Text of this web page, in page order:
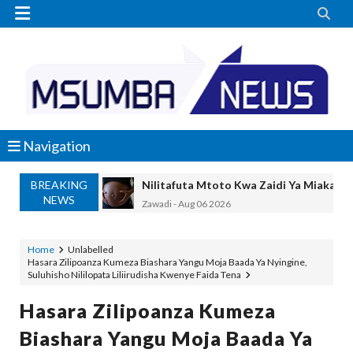
 
Navigation
BREAKING
NEWS
Nilitafuta Mtoto Kwa Zaidi Ya Miaka
Zawadi -Aug 06 2026
TBS YATOA ELIMU YA UBORA WA
OSCAR ASSENGA
WAZIRI AWESO AAGIZA MILIONI 508
MSUMBA -Aug 06 2026
WMA YAWAFUNDISHA WATOTO
Home
Unlabelled
Hasara Zilipoanza Kumeza Biashara Yangu Moja Baada Ya Nyingine,
Suluhisho Nililopata Liliirudisha Kwenye Faida Tena
Hasara Zilipoanza Kumeza
Biashara Yangu Moja Baada Ya